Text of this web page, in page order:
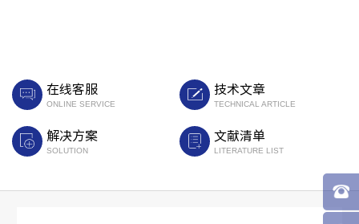
在线客服
ONLINE SERVICE
技术文章
TECHNICAL ARTICLE
解决方案
SOLUTION
文献清单
LITERATURE LIST